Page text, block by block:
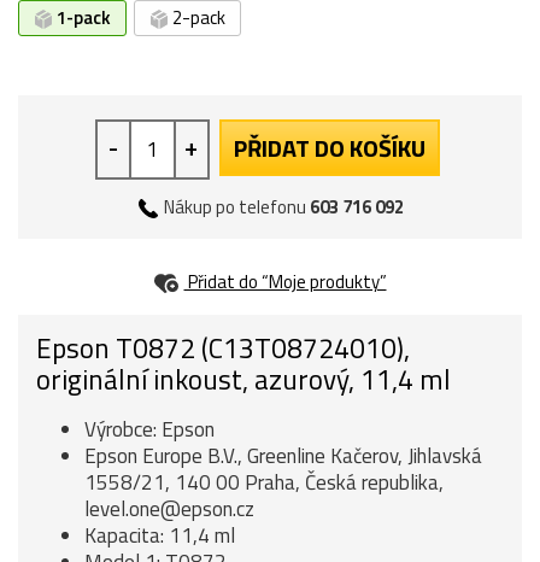
1-pack 2-pack
- + PŘIDAT DO KOŠÍKU
Nákup po telefonu 603 716 092
Přidat do “Moje produkty”
Epson T0872 (C13T08724010),
originální inkoust, azurový, 11,4 ml
Výrobce: Epson
Epson Europe B.V., Greenline Kačerov, Jihlavská
1558/21, 140 00 Praha, Česká republika,
level.one@epson.cz
Kapacita: 11,4 ml